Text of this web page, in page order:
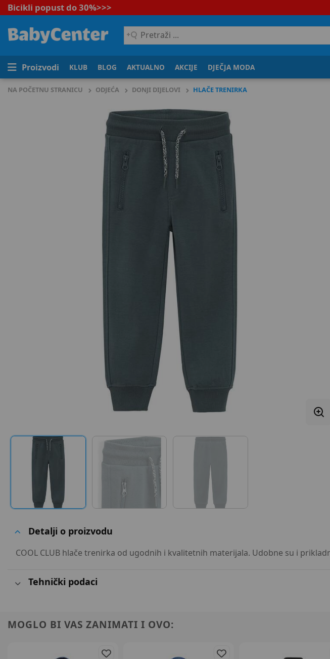
Bicikli popust do 30%>>>
Pretraži
...
Proizvodi KLUB BLOG AKTUALNO AKCIJE DJEČJA MODA
NA POČETNU STRANICU ODJEĆA DONJI DIJELOVI HLAČE TRENIRKA
Detalji o proizvodu
COOL CLUB hlače trenirka od ugodnih i kvalitetnih materijala. Udobne su i
Tehnički podaci
MOGLO BI VAS ZANIMATI I OVO: